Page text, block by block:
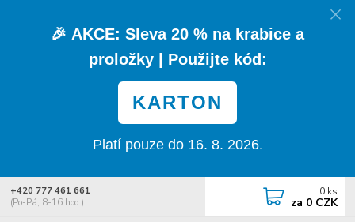
🎉 AKCE: Sleva 20 % na krabice a
proložky| Použijte kód:
KARTON
Platí pouze do 16. 8. 2026.
+420 777 461 661
(Po-Pá, 8-16 hod.)
0 ks
za 0 CZK